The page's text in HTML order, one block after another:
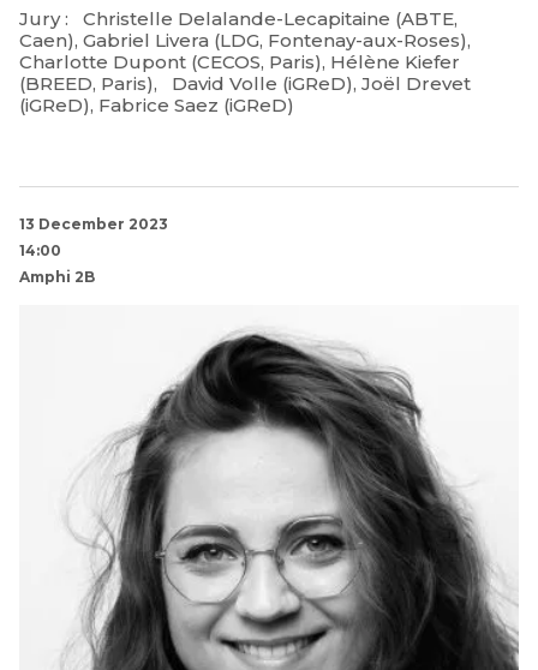
Jury : Christelle Delalande-Lecapitaine (ABTE,
Caen), Gabriel Livera (LDG, Fontenay-aux-Roses),
Charlotte Dupont (CECOS, Paris), Hélène Kiefer
(BREED, Paris), David Volle (iGReD), Joël Drevet
(iGReD), Fabrice Saez (iGReD)
13 December 2023
14:00
Amphi 2B